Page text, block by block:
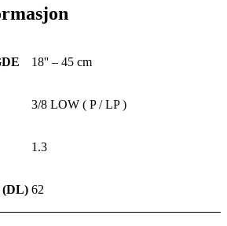
18'' – 45 cm
3/8 LOW ( P / LP )
1.3
62